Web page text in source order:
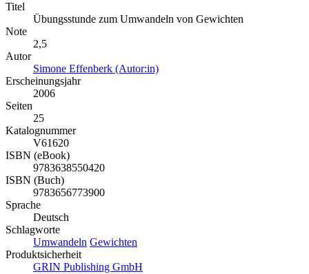
Titel
Übungsstunde zum Umwandeln von Gewichten
Note
2,5
Autor
Simone Effenberk (Autor:in)
Erscheinungsjahr
2006
Seiten
25
Katalognummer
V61620
ISBN (eBook)
9783638550420
ISBN (Buch)
9783656773900
Sprache
Deutsch
Schlagworte
Umwandeln Gewichten
Produktsicherheit
GRIN Publishing GmbH